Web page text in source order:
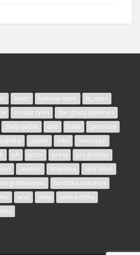
bilten bjelovar open
bj_open
croatia open
dan grada bjelovara
dječji tjedan dnd fotke
garešnica
izvještaj japetić mbv
memorijal
ph poziv press
proglašenje
seemoc skupština
split times
turistička zajednica
wod wow
zelena čistka